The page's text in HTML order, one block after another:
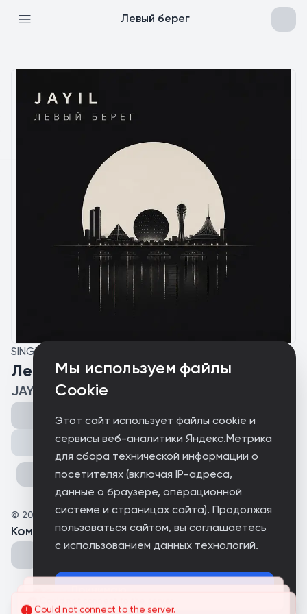
Мы используем файлы
Cookie
Этот сайт использует файлы cookie и
сервисы веб-аналитики Яндекс.Метрика
для сбора технической информации о
посетителях (включая IP-адреса,
данные о браузере, операционной
системе и страницах сайта). Продолжая
пользоваться сайтом, вы соглашаетесь
с использованием данных технологий.
Левый берег
SINGLE
Левый берег
JAYIL
Поделиться
© 2026 JAYIL
Комментарии(0 )
Could not connect to the server.